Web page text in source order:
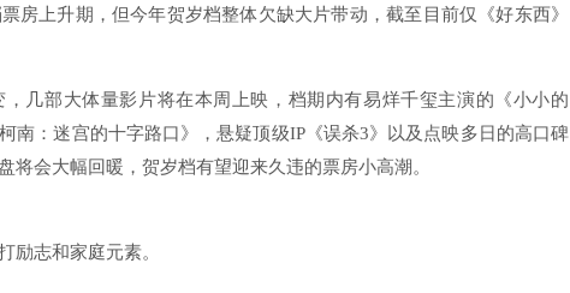
房上升期，但今年贺岁档整体欠缺大片带动，截至目前仅《好东西》
几部大体量影片将在本周上映，档期内有易烊千玺主演的《小小的
南：迷宫的十字路口》，悬疑顶级IP《误杀3》以及点映多日的高口碑
将会大幅回暖，贺岁档有望迎来久违的票房小高潮。
励志和家庭元素。